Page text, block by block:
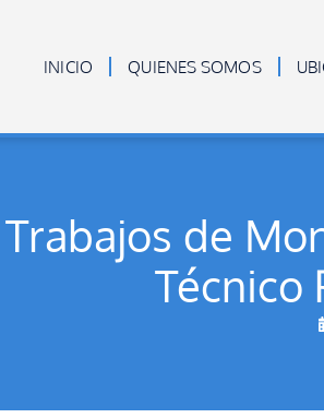
INICIO QUIENES SOMOS
Trabajos de
Técnico